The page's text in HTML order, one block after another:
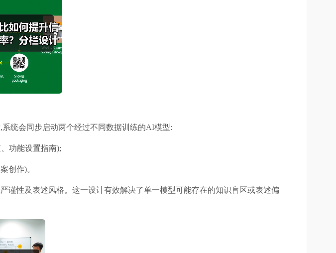
统会同步启动两个经过不同数据训练的AI模型:
功能设置指南);
创作)。
谨性及表述风格。这一设计有效解决了单一模型可能存在的知识盲区或表述偏